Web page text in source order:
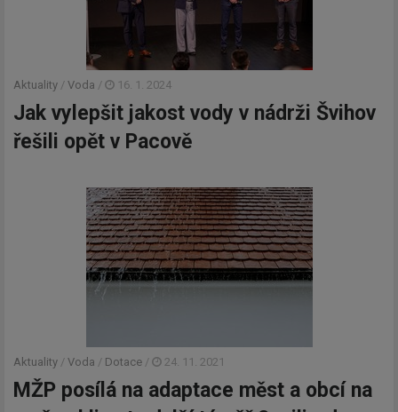
Aktuality / Voda / 16. 1. 2024
Jak vylepšit jakost vody v nádrži Švihov
řešili opět v Pacově
Aktuality / Voda / Dotace / 24. 11. 2021
MŽP posílá na adaptace měst a obcí na